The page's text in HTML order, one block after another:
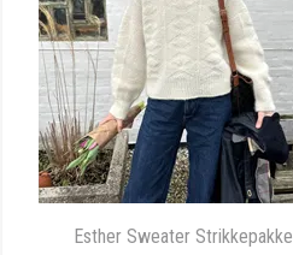
Esther Sweater Strikkepakke